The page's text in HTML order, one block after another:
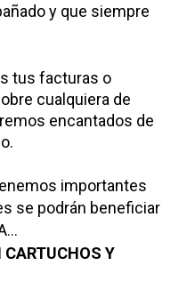
y que siempre
tus facturas o
cualquiera de
encantados de
importantes
se podrán beneficiar
...
CARTUCHOS Y